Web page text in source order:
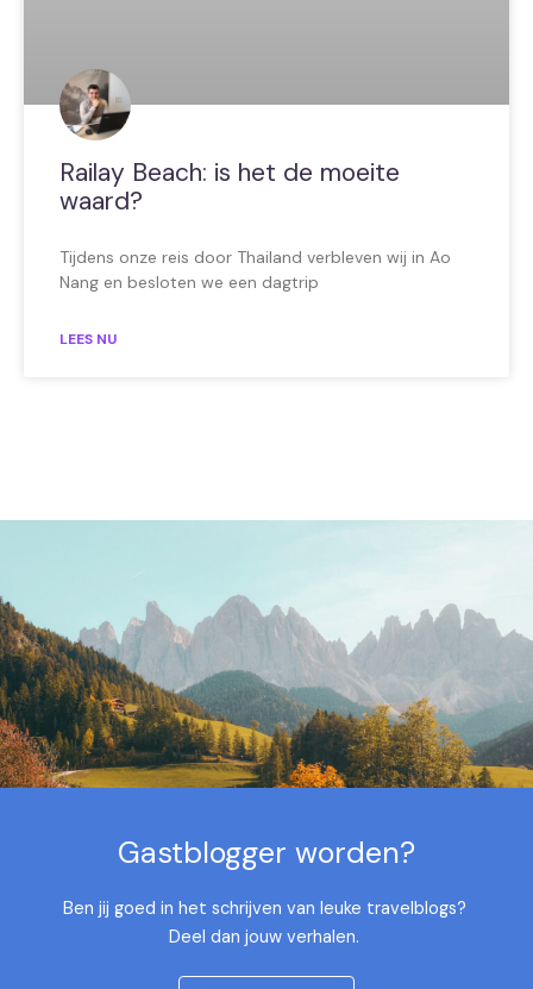
Railay Beach: is het de moeite
waard?
Tijdens onze reis door Thailand verbleven wij in Ao
Nang en besloten we een dagtrip
LEES NU
Gastblogger worden?
Ben jij goed in het schrijven van leuke travelblogs?
Deel dan jouw verhalen.